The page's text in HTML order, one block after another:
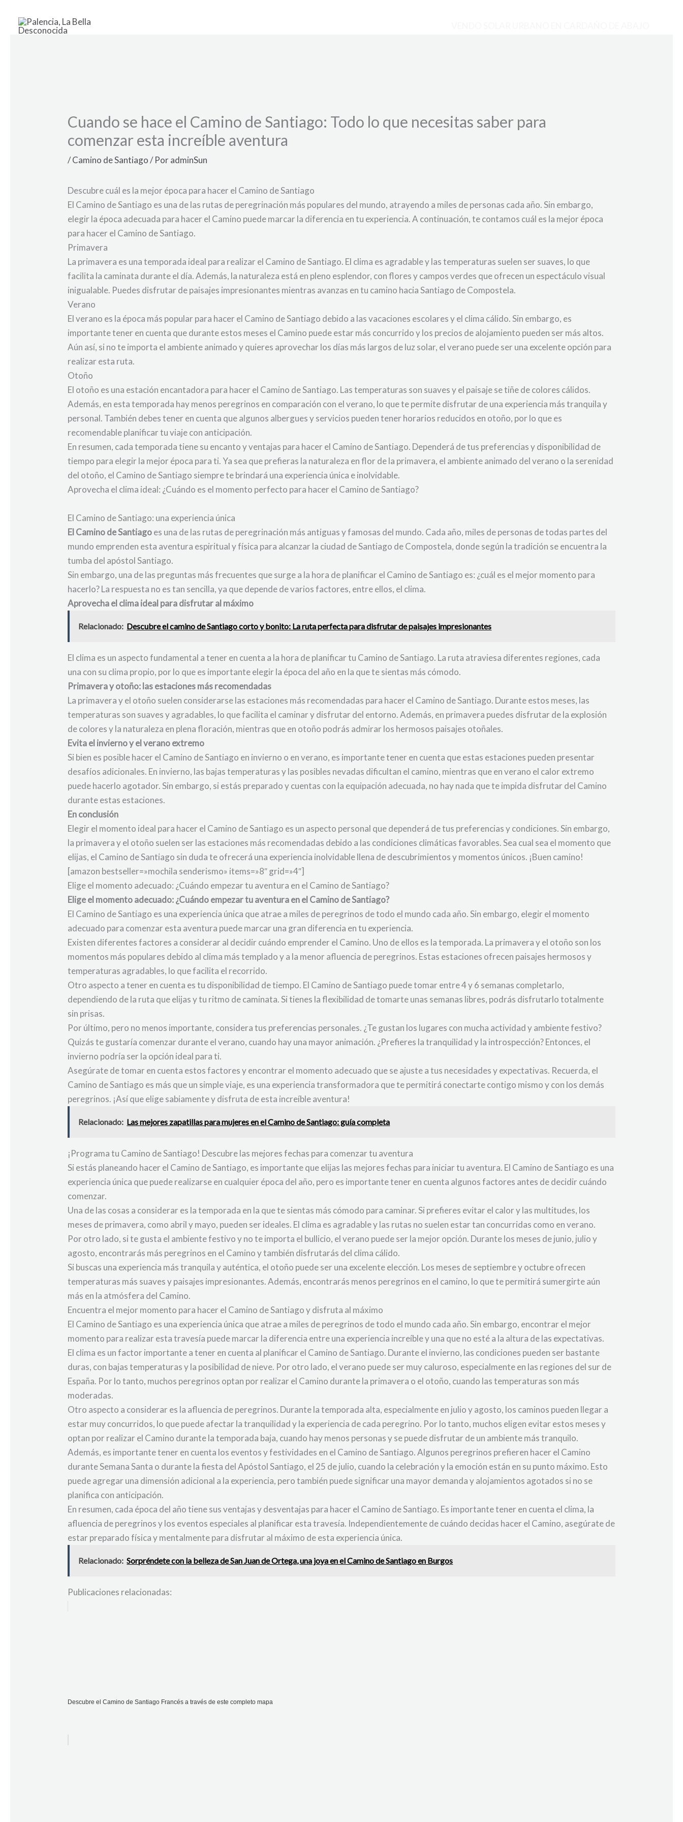
contenido
Cuando se hace el Camino de Santiago: Todo lo que necesitas saber para
comenzar esta increíble aventura
/Camino de Santiago/ PoradminSun
Descubre cuál es la mejor época para hacer el Camino de Santiago
El Camino de Santiago es una de las rutas de peregrinación más populares del mundo, atrayendo a miles de personas cada año. Sin embargo,
elegir la época adecuada para hacer el Camino puede marcar la diferencia en tu experiencia. A continuación, te contamos cuál es la mejor época
para hacer el Camino de Santiago.
Primavera
La primavera es una temporada ideal para realizar el Camino de Santiago. El clima es agradable y las temperaturas suelen ser suaves, lo que
facilita la caminata durante el día. Además, la naturaleza está en pleno esplendor, con flores y campos verdes que ofrecen un espectáculo visual
inigualable. Puedes disfrutar de paisajes impresionantes mientras avanzas en tu camino hacia Santiago de Compostela.
Verano
El verano es la época más popular para hacer el Camino de Santiago debido a las vacaciones escolares y el clima cálido. Sin embargo, es
importante tener en cuenta que durante estos meses el Camino puede estar más concurrido y los precios de alojamiento pueden ser más altos.
Aún así, si no te importa el ambiente animado y quieres aprovechar los días más largos de luz solar, el verano puede ser una excelente opción para
realizar esta ruta.
Otoño
El otoño es una estación encantadora para hacer el Camino de Santiago. Las temperaturas son suaves y el paisaje se tiñe de colores cálidos.
Además, en esta temporada hay menos peregrinos en comparación con el verano, lo que te permite disfrutar de una experiencia más tranquila y
personal. También debes tener en cuenta que algunos albergues y servicios pueden tener horarios reducidos en otoño, por lo que es
recomendable planificar tu viaje con anticipación.
En resumen, cada temporada tiene su encanto y ventajas para hacer el Camino de Santiago. Dependerá de tus preferencias y disponibilidad de
tiempo para elegir la mejor época para ti. Ya sea que prefieras la naturaleza en flor de la primavera, el ambiente animado del verano o la serenidad
del otoño, el Camino de Santiago siempre te brindará una experiencia única e inolvidable.
Aprovecha el clima ideal: ¿Cuándo es el momento perfecto para hacer el Camino de Santiago?
El Camino de Santiago: una experiencia única
El Camino de Santiagoes una de las rutas de peregrinación más antiguas y famosas del mundo. Cada año, miles de personas de todas partes del
mundo emprenden esta aventura espiritual y física para alcanzar la ciudad de Santiago de Compostela, donde según la tradición se encuentra la
tumba del apóstol Santiago.
Sin embargo, una de las preguntas más frecuentes que surge a la hora de planificar el Camino de Santiago es: ¿cuál es el mejor momento para
hacerlo? La respuesta no es tan sencilla, ya que depende de varios factores, entre ellos, el clima.
Aprovecha el clima ideal para disfrutar al máximo
Relacionado: Descubre el camino de Santiago corto y bonito: La ruta perfecta para disfrutar de paisajes impresionantes
El clima es un aspecto fundamental a tener en cuenta a la hora de planificar tu Camino de Santiago. La ruta atraviesa diferentes regiones, cada
una con su clima propio, por lo que es importante elegir la época del año en la que te sientas más cómodo.
Primavera y otoño: las estaciones más recomendadas
La primavera y el otoño suelen considerarse las estaciones más recomendadas para hacer el Camino de Santiago. Durante estos meses, las
temperaturas son suaves y agradables, lo que facilita el caminar y disfrutar del entorno. Además, en primavera puedes disfrutar de la explosión
de colores y la naturaleza en plena floración, mientras que en otoño podrás admirar los hermosos paisajes otoñales.
Evita el invierno y el verano extremo
Si bien es posible hacer el Camino de Santiago en invierno o en verano, es importante tener en cuenta que estas estaciones pueden presentar
desafíos adicionales. En invierno, las bajas temperaturas y las posibles nevadas dificultan el camino, mientras que en verano el calor extremo
puede hacerlo agotador. Sin embargo, si estás preparado y cuentas con la equipación adecuada, no hay nada que te impida disfrutar del Camino
durante estas estaciones.
En conclusión
Elegir el momento ideal para hacer el Camino de Santiago es un aspecto personal que dependerá de tus preferencias y condiciones. Sin embargo,
la primavera y el otoño suelen ser las estaciones más recomendadas debido a las condiciones climáticas favorables. Sea cual sea el momento que
elijas, el Camino de Santiago sin duda te ofrecerá una experiencia inolvidable llena de descubrimientos y momentos únicos. ¡Buen camino!
[amazon bestseller=»mochila senderismo» items=»8″ grid=»4″]
Elige el momento adecuado: ¿Cuándo empezar tu aventura en el Camino de Santiago?
Elige el momento adecuado: ¿Cuándo empezar tu aventura en el Camino de Santiago?
El Camino de Santiago es una experiencia única que atrae a miles de peregrinos de todo el mundo cada año. Sin embargo, elegir el momento
adecuado para comenzar esta aventura puede marcar una gran diferencia en tu experiencia.
Existen diferentes factores a considerar al decidir cuándo emprender el Camino. Uno de ellos es la temporada. La primavera y el otoño son los
momentos más populares debido al clima más templado y a la menor afluencia de peregrinos. Estas estaciones ofrecen paisajes hermosos y
temperaturas agradables, lo que facilita el recorrido.
Otro aspecto a tener en cuenta es tu disponibilidad de tiempo. El Camino de Santiago puede tomar entre 4 y 6 semanas completarlo,
dependiendo de la ruta que elijas y tu ritmo de caminata. Si tienes la flexibilidad de tomarte unas semanas libres, podrás disfrutarlo totalmente
sin prisas.
Por último, pero no menos importante, considera tus preferencias personales. ¿Te gustan los lugares con mucha actividad y ambiente festivo?
Quizás te gustaría comenzar durante el verano, cuando hay una mayor animación. ¿Prefieres la tranquilidad y la introspección? Entonces, el
invierno podría ser la opción ideal para ti.
Asegúrate de tomar en cuenta estos factores y encontrar el momento adecuado que se ajuste a tus necesidades y expectativas. Recuerda, el
Camino de Santiago es más que un simple viaje, es una experiencia transformadora que te permitirá conectarte contigo mismo y con los demás
peregrinos. ¡Así que elige sabiamente y disfruta de esta increíble aventura!
Relacionado: Las mejores zapatillas para mujeres en el Camino de Santiago: guía completa
¡Programa tu Camino de Santiago! Descubre las mejores fechas para comenzar tu aventura
Si estás planeando hacer el Camino de Santiago, es importante que elijas las mejores fechas para iniciar tu aventura. El Camino de Santiago es una
experiencia única que puede realizarse en cualquier época del año, pero es importante tener en cuenta algunos factores antes de decidir cuándo
comenzar.
Una de las cosas a considerar es la temporada en la que te sientas más cómodo para caminar. Si prefieres evitar el calor y las multitudes, los
meses de primavera, como abril y mayo, pueden ser ideales. El clima es agradable y las rutas no suelen estar tan concurridas como en verano.
Por otro lado, si te gusta el ambiente festivo y no te importa el bullicio, el verano puede ser la mejor opción. Durante los meses de junio, julio y
agosto, encontrarás más peregrinos en el Camino y también disfrutarás del clima cálido.
Si buscas una experiencia más tranquila y auténtica, el otoño puede ser una excelente elección. Los meses de septiembre y octubre ofrecen
temperaturas más suaves y paisajes impresionantes. Además, encontrarás menos peregrinos en el camino, lo que te permitirá sumergirte aún
más en la atmósfera del Camino.
Encuentra el mejor momento para hacer el Camino de Santiago y disfruta al máximo
El Camino de Santiago es una experiencia única que atrae a miles de peregrinos de todo el mundo cada año. Sin embargo, encontrar el mejor
momento para realizar esta travesía puede marcar la diferencia entre una experiencia increíble y una que no esté a la altura de las expectativas.
El clima es un factor importante a tener en cuenta al planificar el Camino de Santiago. Durante el invierno, las condiciones pueden ser bastante
duras, con bajas temperaturas y la posibilidad de nieve. Por otro lado, el verano puede ser muy caluroso, especialmente en las regiones del sur de
España. Por lo tanto, muchos peregrinos optan por realizar el Camino durante la primavera o el otoño, cuando las temperaturas son más
moderadas.
Otro aspecto a considerar es la afluencia de peregrinos. Durante la temporada alta, especialmente en julio y agosto, los caminos pueden llegar a
estar muy concurridos, lo que puede afectar la tranquilidad y la experiencia de cada peregrino. Por lo tanto, muchos eligen evitar estos meses y
optan por realizar el Camino durante la temporada baja, cuando hay menos personas y se puede disfrutar de un ambiente más tranquilo.
Además, es importante tener en cuenta los eventos y festividades en el Camino de Santiago. Algunos peregrinos prefieren hacer el Camino
durante Semana Santa o durante la fiesta del Apóstol Santiago, el 25 de julio, cuando la celebración y la emoción están en su punto máximo. Esto
puede agregar una dimensión adicional a la experiencia, pero también puede significar una mayor demanda y alojamientos agotados si no se
planifica con anticipación.
En resumen, cada época del año tiene sus ventajas y desventajas para hacer el Camino de Santiago. Es importante tener en cuenta el clima, la
afluencia de peregrinos y los eventos especiales al planificar esta travesía. Independientemente de cuándo decidas hacer el Camino, asegúrate de
estar preparado física y mentalmente para disfrutar al máximo de esta experiencia única.
Relacionado: Sorpréndete con la belleza de San Juan de Ortega, una joya en el Camino de Santiago en Burgos
Publicaciones relacionadas:
Descubre el Camino de Santiago Francés a través de este completo mapa